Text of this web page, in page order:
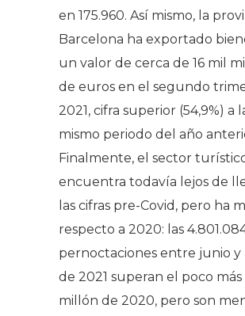
en 175.960. Así mismo, la
Barcelona ha exportado
un valor de cerca de 16 mil
de euros en el segundo
2021, cifra superior (54,9%) a
mismo periodo del año
Finalmente, el sector
encuentra todavía lejos de
las cifras pre-Covid, pero ha
respecto a 2020: las
pernoctaciones entre junio y
de 2021 superan el poco
millón de 2020, pero son